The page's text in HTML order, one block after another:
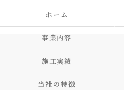
ホーム
事業内容
施工実績
当社の特徴